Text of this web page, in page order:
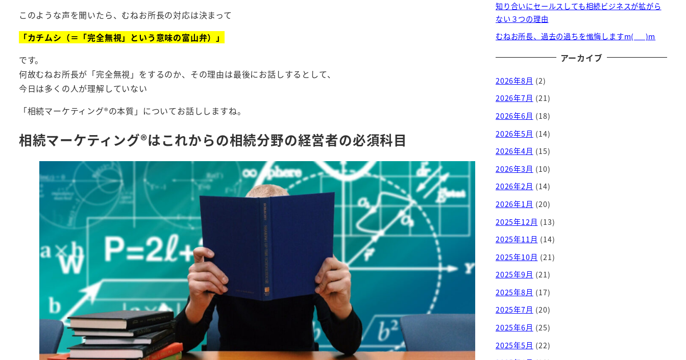
このような声を聞いたら、むねお所長の対応は決まって
「カチムシ（＝「完全無視」という意味の富山弁）」
です。
何故むねお所長が「完全無視」をするのか、その理由は最後にお話しするとして、
今日は多くの人が理解していない
「相続マーケティング®︎の本質」についてお話ししますね。
相続マーケティング®︎はこれからの相続分野の経営者の必須科目
知り合いにセールスしても相続ビジネスが拡がら
ない３つの理由
むねお所長、過去の過ちを懺悔しますm(_ _)m
アーカイブ
2026年8月 (2)
2026年7月 (21)
2026年6月 (18)
2026年5月 (14)
2026年4月 (15)
2026年3月 (10)
2026年2月 (14)
2026年1月 (20)
2025年12月 (13)
2025年11月 (14)
2025年10月 (21)
2025年9月 (21)
2025年8月 (17)
2025年7月 (20)
2025年6月 (25)
2025年5月 (22)